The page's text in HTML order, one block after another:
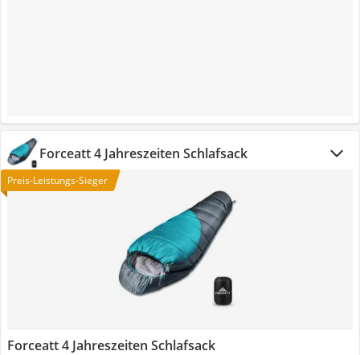
Forceatt 4 Jahreszeiten Schlafsack
Preis-Leistungs-Sieger
Forceatt 4 Jahreszeiten Schlafsack